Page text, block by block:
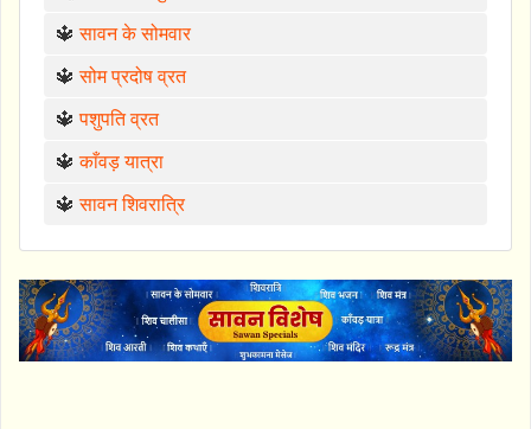
🔱सावन के सोमवार
🔱सोम प्रदोष व्रत
🔱पशुपति व्रत
🔱काँवड़ यात्रा
🔱सावन शिवरात्रि